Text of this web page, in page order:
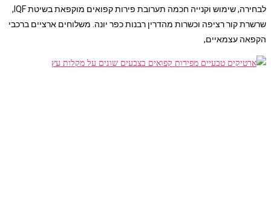
לבחירה, שימוש וקנייה חכמה תערובת פירות קפואים מוקפאת בשיטת IQF,
שרשרת קור רציפה וכשרות מהדרין רבנות כפר יונה. משלוחים ארציים ברכבי
הקפאה עצמאיים,